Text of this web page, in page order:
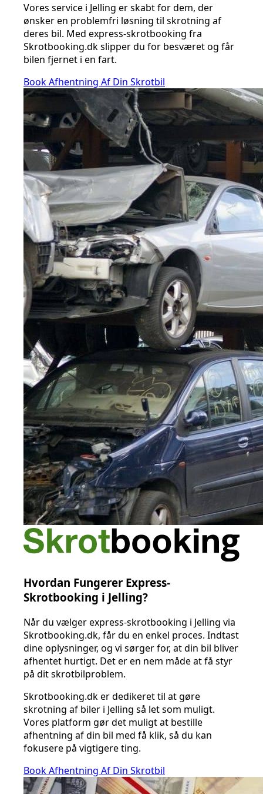
Vores service i Jelling er skabt for dem, der
ønsker en problemfri løsning til skrotning af
deres bil. Med express-skrotbooking fra
Skrotbooking.dk slipper du for besværet og får
bilen fjernet i en fart.
Book Afhentning Af Din Skrotbil
Hvordan Fungerer Express-
Skrotbooking i Jelling?
Når du vælger express-skrotbooking i Jelling via
Skrotbooking.dk, får du en enkel proces. Indtast
dine oplysninger, og vi sørger for, at din bil bliver
afhentet hurtigt. Det er en nem måde at få styr
på dit skrotbilproblem.
Skrotbooking.dk er dedikeret til at gøre
skrotning af biler i Jelling så let som muligt.
Vores platform gør det muligt at bestille
afhentning af din bil med få klik, så du kan
fokusere på vigtigere ting.
Book Afhentning Af Din Skrotbil